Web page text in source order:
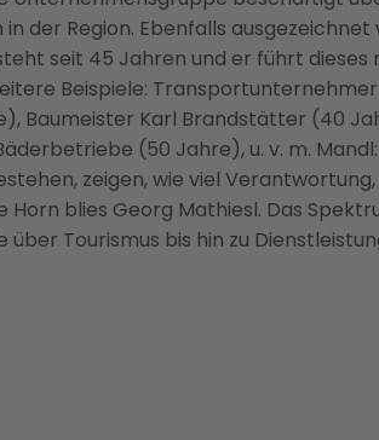
der Region. Ebenfalls
seit 45 Jahren und er führt
Beispiele:
Baumeister Karl Brandstätter (40
(50 Jahre), u. v. m.
zeigen, wie viel
Horn blies Georg Mathiesl. Das
Tourismus bis hin zu